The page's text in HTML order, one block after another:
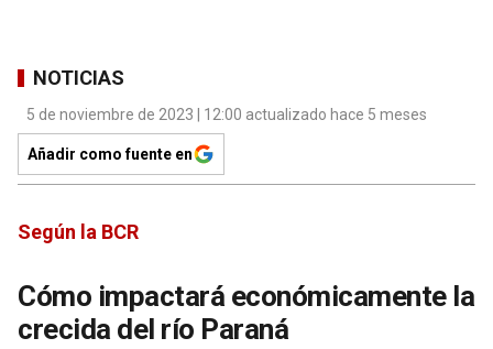
NOTICIAS
5 de noviembre de 2023 | 12:00 actualizado hace 5 meses
Añadir como fuente en
Según la BCR
Cómo impactará económicamente la
crecida del río Paraná